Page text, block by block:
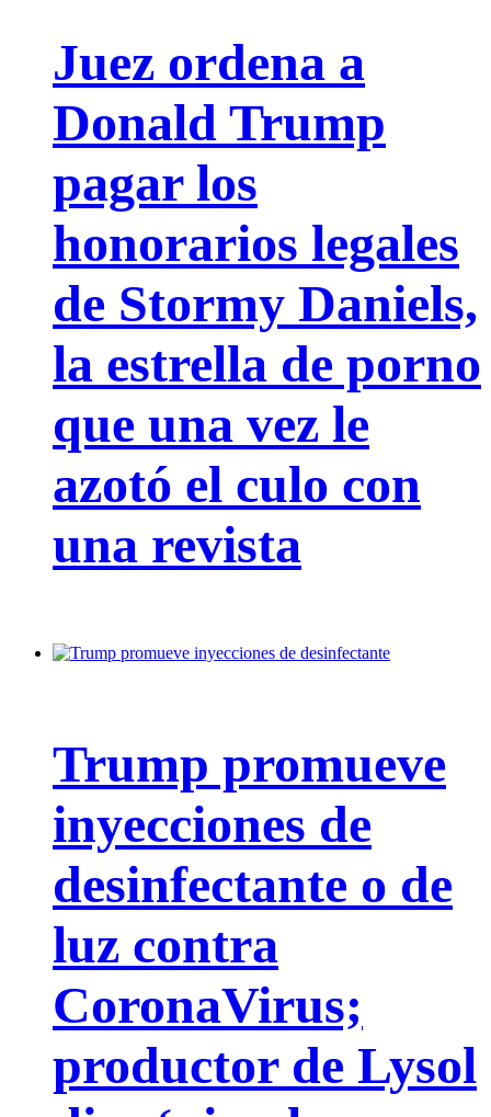
Juez ordena a
Donald Trump
pagar los
honorarios legales
de Stormy Daniels,
la estrella de porno
que una vez le
azotó el culo con
una revista
Trump promueve
inyecciones de
desinfectante o de
luz contra
CoronaVirus;
productor de Lysol